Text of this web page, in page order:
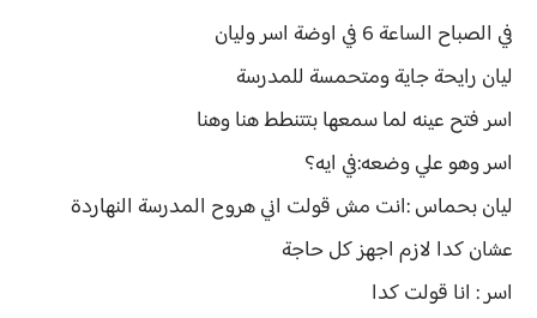
في الصباح الساعة 6 في اوضة اسر وليان
ليان رايحة جاية ومتحمسة للمدرسة
اسر فتح عينه لما سمعها بتتنطط هنا وهنا
اسر وهو علي وضعه:في ايه؟
ليان بحماس :انت مش قولت اني هروح المدرسة النهاردة
عشان كدا لازم اجهز كل حاجة
اسر : انا قولت كدا